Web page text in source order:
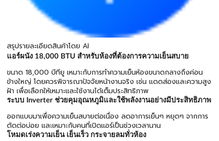
สรุปรายละเอียดสินค้าโดย AI
แอร์ผนัง 18,000 BTU สำหรับห้องที่ต้องการความเย็นสบาย
ขนาด 18,000 บีทียู เหมาะกับการทำความเย็นห้องขนาดกลางถึงค่อน
ข้างใหญ่ โดยควรพิจารณาปัจจัยหน้างานจริง เช่น แดดส่องและความสูง
ฝ้า เพื่อเลือกให้เหมาะและใช้งานได้เต็มประสิทธิภาพ
ระบบ Inverter ช่วยคุมอุณหภูมิและใช้พลังงานอย่างมีประสิทธิภาพ
ออกแบบมาเพื่อความเย็นสบายต่อเนื่อง ลดอาการเย็นๆ หยุดๆ จากการ
ตัดต่อบ่อย และเหมาะกับคนที่เปิดแอร์เป็นช่วงเวลานาน
โหมดเร่งความเย็น เย็นเร็ว กระจายลมทั่วห้อง